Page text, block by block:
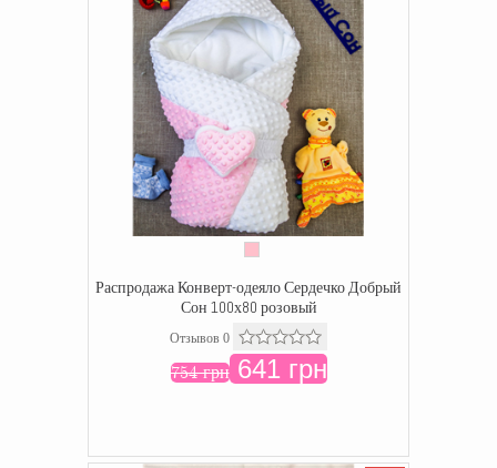
Распродажа Конверт-одеяло Сердечко Добрый
Сон 100х80 розовый
Отзывов 0
754 грн641 грн